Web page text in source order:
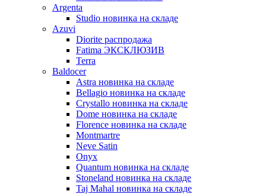
Argenta
Studio новинка на складе
Azuvi
Diorite распродажа
Fatima ЭКСКЛЮЗИВ
Terra
Baldoсer
Astra новинка на складе
Bellagio новинка на складе
Crystallo новинка на складе
Dome новинка на складе
Florence новинка на складе
Montmartre
Neve Satin
Onyx
Quantum новинка на складе
Stoneland новинка на складе
Taj Mahal новинка на складе